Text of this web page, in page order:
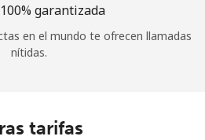
garantizada
en el mundo te ofrecen llamadas
nítidas.
tarifas